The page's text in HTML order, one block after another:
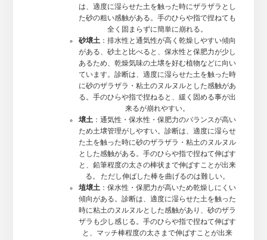
は、適度に湿らせた土を触った時にザラザラとし
た砂の粗い感触がある。手のひらや指で捏ねても
全く固まらずに簡単に崩れる。
砂壌土 ：排水性と通気性が高く乾燥しやすい傾向
がある、砂土と比べると、保水性と保肥力が少し
あるため、乾燥気味の土壌を好む植物などに向い
ています。診断は、適度に湿らせた土を触った時
に砂のザラザラ・粘土のヌルヌルとした感触があ
る。手のひらや指で捏ねると、緩く固める事が出
来るが崩れやすい。
壌土 ：通気性・保水性・保肥力のバランスが高い
ため土壌管理がしやすい。診断は、適度に湿らせ
た土を触った時に砂のザラザラ・粘土のヌルヌル
とした感触がある。手のひらや指で捏ねて伸ばす
と、鉛筆程度の太さの棒状まで伸ばすことが出来
る。 ただし伸ばした棒を曲げるのは難しい。
埴壌土 ：保水性・保肥力が高いため乾燥しにくい
傾向がある。診断は、適度に湿らせた土を触った
時に粘土のヌルヌルとした感触があり、砂のザラ
ザラも少し感じる。手のひらや指で捏ねて伸ばす
と、マッチ棒程度の太さまで伸ばすことが出来